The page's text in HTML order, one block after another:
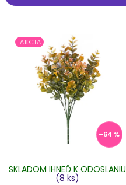
Abecedne
AKCIA
–64 %
SKLADOM IHNEĎ K ODOSLANIU
(8 ks)